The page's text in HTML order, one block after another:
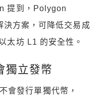
提到，Polygon
方案，可降低交易成
太坊 L1 的安全性。
獨立發幣
會發行單獨代幣，